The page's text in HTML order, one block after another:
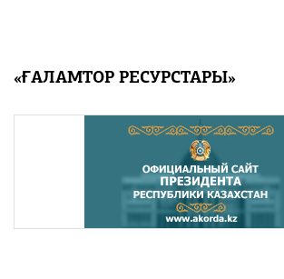
«ҒАЛАМТОР РЕСУРСТАРЫ»